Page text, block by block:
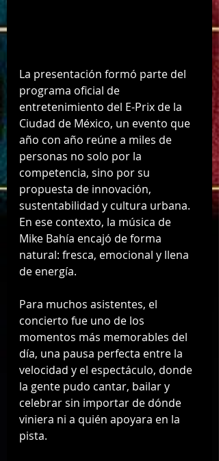
La presentación formó parte del
programa oficial de
entretenimiento del E-Prix de la
Ciudad de México, un evento que
año con año reúne a miles de
personas no solo por la
competencia, sino por su
propuesta de innovación,
sustentabilidad y cultura urbana.
En ese contexto, la música de
Mike Bahía encajó de forma
natural: fresca, emocional y llena
de energía.
Para muchos asistentes, el
concierto fue uno de los
momentos más memorables del
día, una pausa perfecta entre la
velocidad y el espectáculo, donde
la gente pudo cantar, bailar y
celebrar sin importar de dónde
viniera ni a quién apoyara en la
pista.